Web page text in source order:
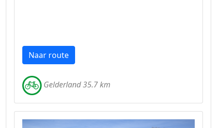
Naar route
Gelderland 35.7 km